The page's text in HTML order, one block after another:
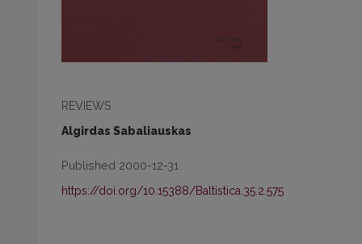
REVIEWS
Algirdas Sabaliauskas
Published 2000-12-31
https://doi.org/10.15388/Baltistica.35.2.575